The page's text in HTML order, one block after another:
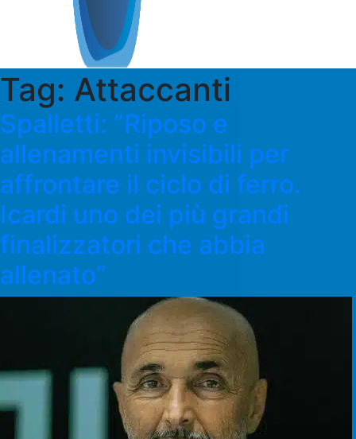
Tag: Attaccanti
Spalletti: “Riposo e
allenamenti invisibili per
affrontare il ciclo di ferro.
Icardi uno dei più grandi
finalizzatori che abbia
allenato”